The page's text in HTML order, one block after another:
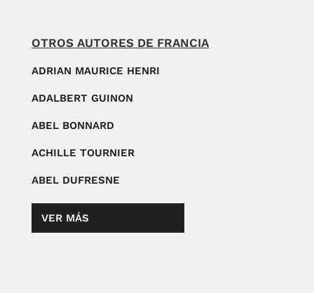
OTROS AUTORES DE FRANCIA
ADRIAN MAURICE HENRI
ADALBERT GUINON
ABEL BONNARD
ACHILLE TOURNIER
ABEL DUFRESNE
VER MÁS